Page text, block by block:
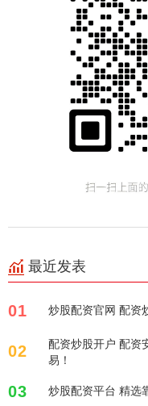
最近发表
01 炒股配资官网 配资
02
配资炒股开户 配资
易！
03 炒股配资平台 精选